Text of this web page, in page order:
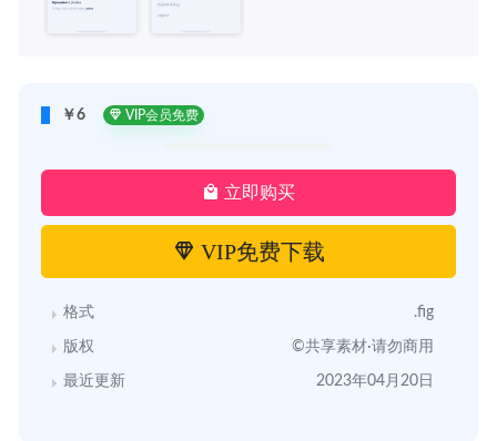
￥6 VIP会员免费
立即购买
VIP免费下载
格式 .fig
版权 ©共享素材·请勿商用
最近更新 2023年04月20日